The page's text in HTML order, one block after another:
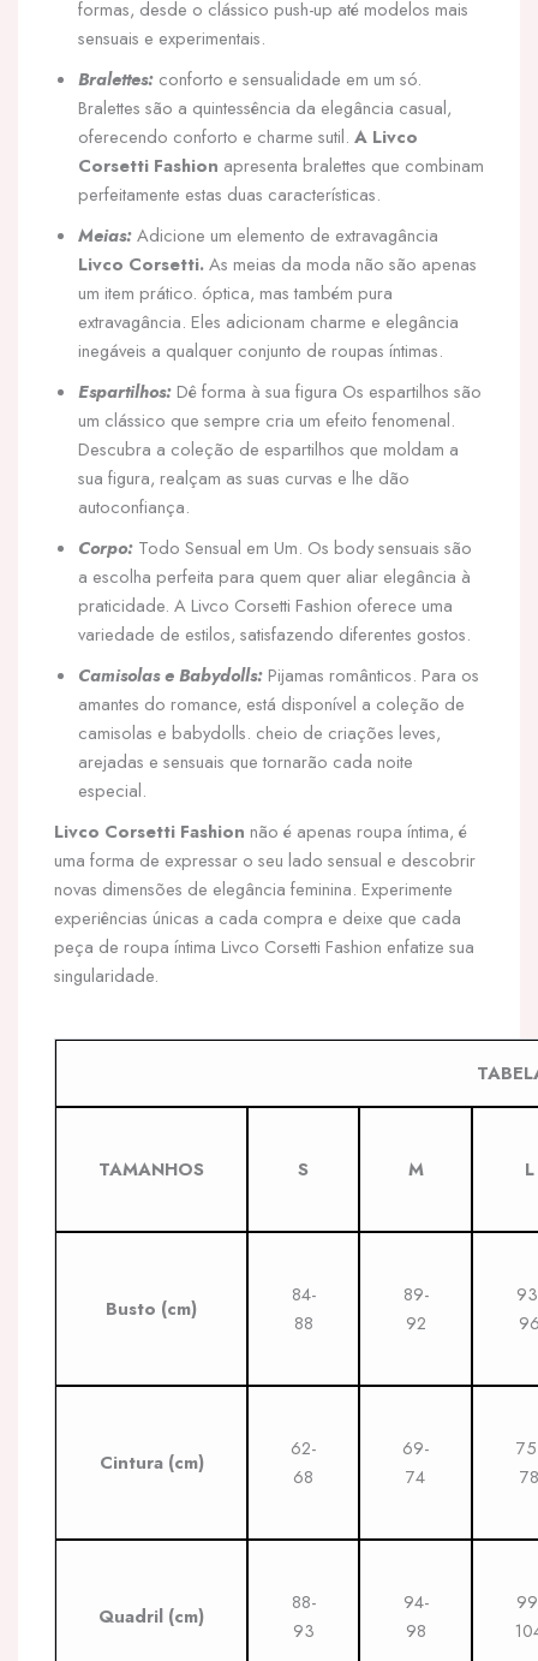
formas, desde o clássico push-up até modelos mais
sensuais e experimentais.
Bralettes: conforto e sensualidade em um só.
Bralettes são a quintessência da elegância casual,
oferecendo conforto e charme sutil. A Livco
Corsetti Fashion apresenta bralettes que combinam
perfeitamente estas duas características.
Meias:Adicione um elemento de extravagância
Livco Corsetti.As meias da moda não são apenas
um item prático. óptica, mas também pura
extravagância. Eles adicionam charme e elegância
inegáveis a qualquer conjunto de roupas íntimas.
Espartilhos: Dê forma à sua figura Os espartilhos são
um clássico que sempre cria um efeito fenomenal.
Descubra a coleção de espartilhos que moldam a
sua figura, realçam as suas curvas e lhe dão
autoconfiança.
Corpo: Todo Sensual em Um. Os body sensuais são
a escolha perfeita para quem quer aliar elegância à
praticidade. A Livco Corsetti Fashion oferece uma
variedade de estilos, satisfazendo diferentes gostos.
Camisolas e Babydolls: Pijamas românticos. Para os
amantes do romance, está disponível a coleção de
camisolas e babydolls. cheio de criações leves,
arejadas e sensuais que tornarão cada noite
especial.
Livco Corsetti Fashion não é apenas roupa íntima, é
uma forma de expressar o seu lado sensual e descobrir
novas dimensões de elegância feminina. Experimente
experiências únicas a cada compra e deixe que cada
peça de roupa íntima Livco Corsetti Fashion enfatize sua
singularidade.
TAMANHOS S M L
Busto (cm)
84-
88
89-
92
Cintura (cm)
62-
68
69-
74
78
Quadril (cm)
88-
93
94-
98